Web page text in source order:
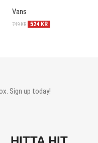
Vans
749KR 524 KR
Sign up today!